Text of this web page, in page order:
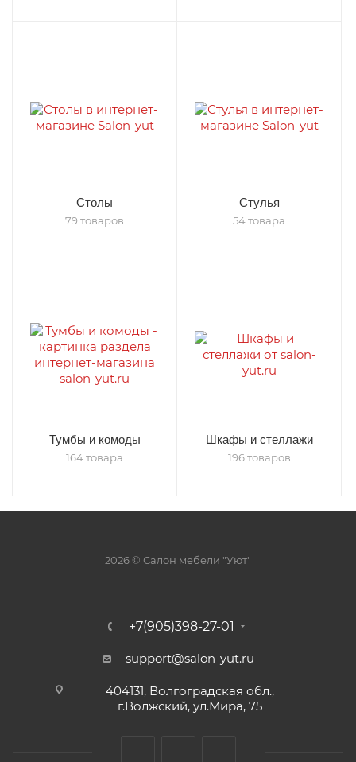
Столы
79 товаров
Стулья
54 товара
Тумбы и комоды
164 товара
Шкафы и стеллажи
196 товаров
2026 © Салон мебели "Уют"
+7(905)398-27-01
support@salon-yut.ru
404131, Волгоградская обл.,
г.Волжский, ул.Мира, 75